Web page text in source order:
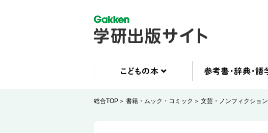
総合TOP 書籍・ムック・コミック 文芸・ノンフィクション